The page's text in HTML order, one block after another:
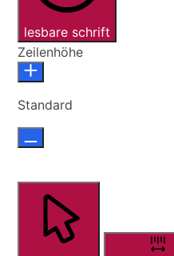
lesbare schrift
Zeilenhöhe
Standard